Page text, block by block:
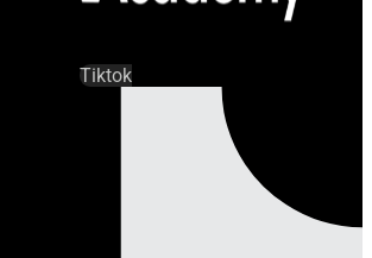
Tiktok